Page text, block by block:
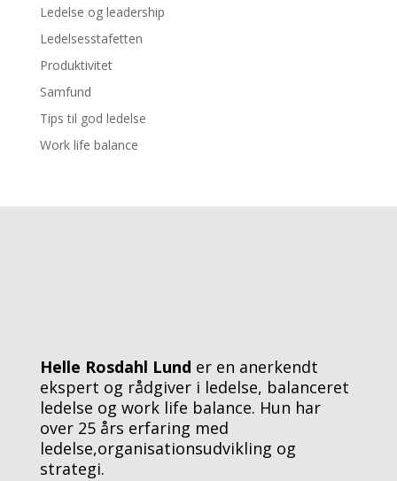
Ledelse og leadership
Ledelsesstafetten
Produktivitet
Samfund
Tips til god ledelse
Work life balance
Helle Rosdahl Lund er en anerkendt
ekspert og rådgiver i ledelse, balanceret
ledelse og work life balance. Hun har
over 25 års erfaring med
ledelse,organisationsudvikling og
strategi.